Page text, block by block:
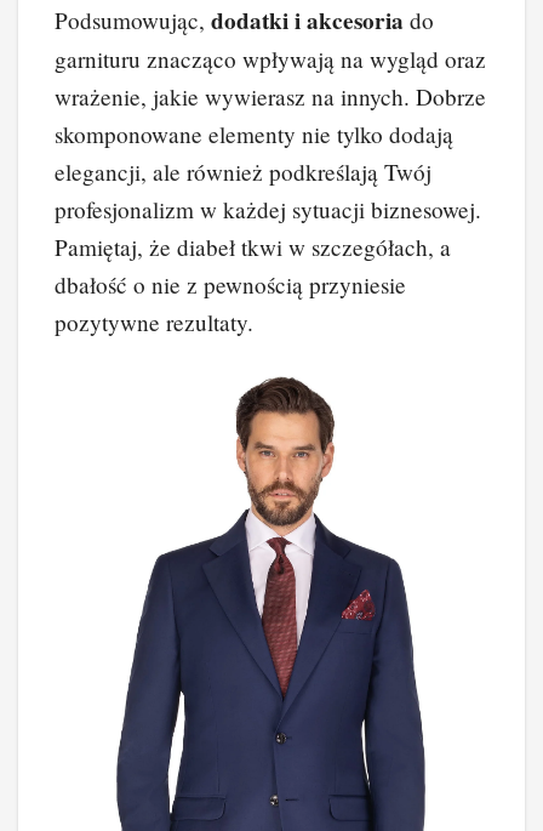
Podsumowując, dodatki i akcesoria do
garnituru znacząco wpływają na wygląd oraz
wrażenie, jakie wywierasz na innych. Dobrze
skomponowane elementy nie tylko dodają
elegancji, ale również podkreślają Twój
profesjonalizm w każdej sytuacji biznesowej.
Pamiętaj, że diabeł tkwi w szczegółach, a
dbałość o nie z pewnością przyniesie
pozytywne rezultaty.